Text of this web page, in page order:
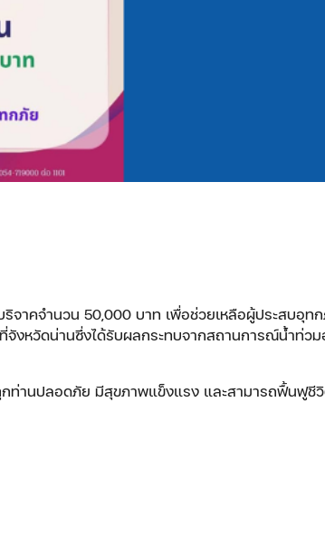
จาคจำนวน 50,000 บาท เพื่อช่วยเหลือผู้ประสบอุท
จังหวัดน่านซึ่งได้รับผลกระทบจากสถานการณ์น้ำท่ว
กท่านปลอดภัย มีสุขภาพแข็งแรง และสามารถฟื้นฟูชี